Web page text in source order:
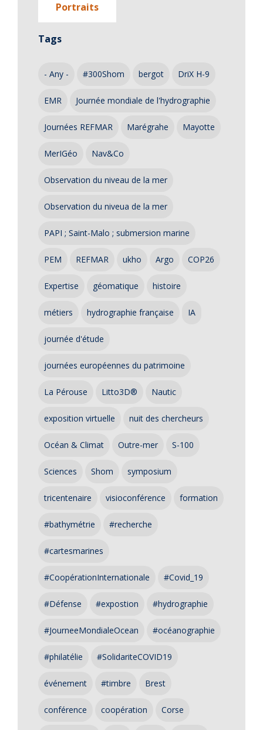
Portraits
Tags
- Any - #300Shom bergot DriX H-9
EMR Journée mondiale de l'hydrographie
Journées REFMAR Marégrahe Mayotte
MerIGéo Nav&Co
Observation du niveau de la mer
Observation du niveua de la mer
PAPI ; Saint-Malo ; submersion marine
PEM REFMAR ukho Argo COP26
Expertise géomatique histoire
métiers hydrographie française IA
journée d'étude
journées européennes du patrimoine
La Pérouse Litto3D® Nautic
exposition virtuelle nuit des chercheurs
Océan & Climat Outre-mer S-100
Sciences Shom symposium
tricentenaire visioconférence formation
#bathymétrie #recherche
#cartesmarines
#CoopérationInternationale #Covid_19
#Défense #expostion #hydrographie
#JourneeMondialeOcean #océanographie
#philatélie #SolidariteCOVID19
événement #timbre Brest
conférence coopération Corse